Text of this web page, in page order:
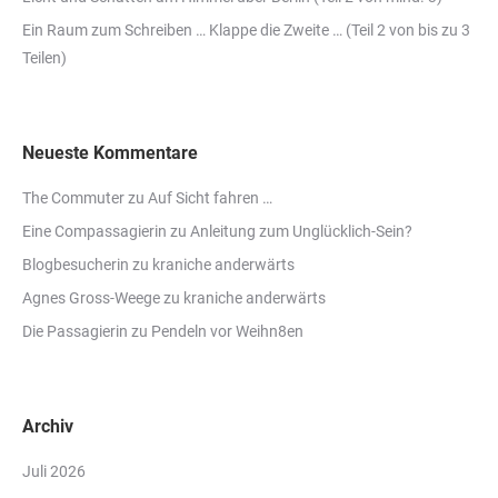
Ein Raum zum Schreiben … Klappe die Zweite … (Teil 2 von bis zu 3
Teilen)
Neueste Kommentare
The Commuterzu Auf Sicht fahren …
Eine Compassagierin zu Anleitung zum Unglücklich-Sein?
Blogbesucherin zu kraniche anderwärts
Agnes Gross-Weegezu kraniche anderwärts
Die Passagierin zu Pendeln vor Weihn8en
Archiv
Juli 2026